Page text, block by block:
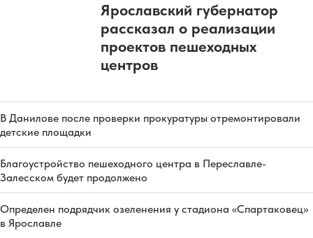
Ярославский губернатор
рассказал о реализации
проектов пешеходных
центров
В Данилове после проверки прокуратуры отремонтировали
детские площадки
Благоустройство пешеходного центра в Переславле-
Залесском будет продолжено
Определен подрядчик озеленения у стадиона «Спартаковец»
в Ярославле